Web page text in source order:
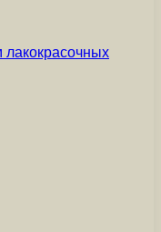
лакокрасочных